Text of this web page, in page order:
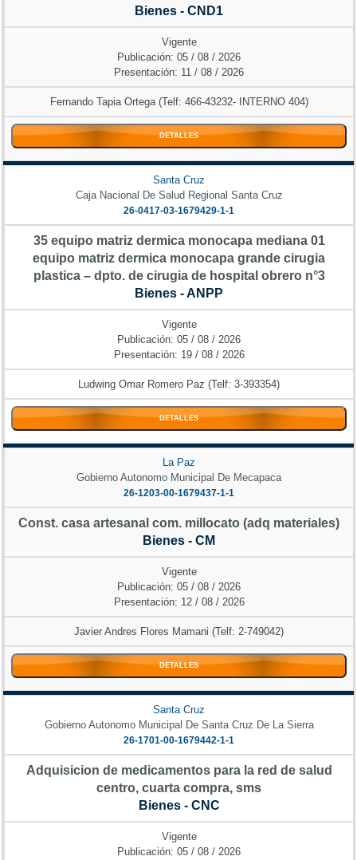
Bienes - CND1
Vigente
Publicación: 05 / 08 / 2026
Presentación: 11 / 08 / 2026
Fernando Tapia Ortega (Telf: 466-43232- INTERNO 404)
DETALLES
Santa Cruz
Caja Nacional De Salud Regional Santa Cruz
26-0417-03-1679429-1-1
35 equipo matriz dermica monocapa mediana 01
equipo matriz dermica monocapa grande cirugia
plastica – dpto. de cirugia de hospital obrero n°3
Bienes - ANPP
Vigente
Publicación: 05 / 08 / 2026
Presentación: 19 / 08 / 2026
Ludwing Omar Romero Paz (Telf: 3-393354)
DETALLES
La Paz
Gobierno Autonomo Municipal De Mecapaca
26-1203-00-1679437-1-1
Const. casa artesanal com. millocato (adq materiales)
Bienes - CM
Vigente
Publicación: 05 / 08 / 2026
Presentación: 12 / 08 / 2026
Javier Andres Flores Mamani (Telf: 2-749042)
DETALLES
Santa Cruz
Gobierno Autonomo Municipal De Santa Cruz De La Sierra
26-1701-00-1679442-1-1
Adquisicion de medicamentos para la red de salud
centro, cuarta compra, sms
Bienes - CNC
Vigente
Publicación: 05 / 08 / 2026